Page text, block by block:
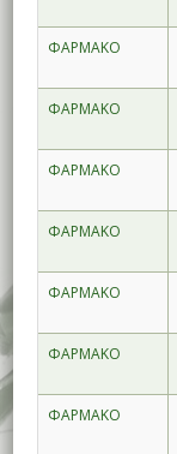
ΦΑΡΜΑΚΟ
ΦΑΡΜΑΚΟ
ΦΑΡΜΑΚΟ
ΦΑΡΜΑΚΟ
ΦΑΡΜΑΚΟ
ΦΑΡΜΑΚΟ
ΦΑΡΜΑΚΟ